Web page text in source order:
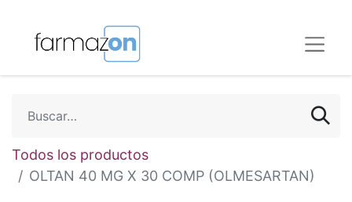
Todos los productos
OLTAN 40 MG X 30 COMP (OLMESARTAN)